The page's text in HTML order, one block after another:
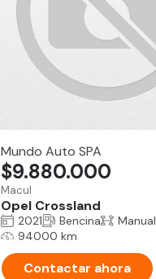
Mundo Auto SPA
Macul
Opel Crossland
$9.880.000
2021 Bencina
Manual
94000 km
Contactar ahora